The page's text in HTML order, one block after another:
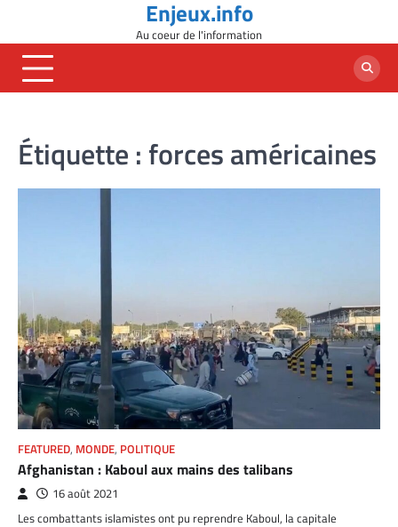
content
Enjeux.info
Au coeur de l'information
Étiquette : forces américaines
FEATURED, MONDE, POLITIQUE
Afghanistan : Kaboul aux mains des talibans
16 août 2021
Les combattants islamistes ont pu reprendre Kaboul, la capitale